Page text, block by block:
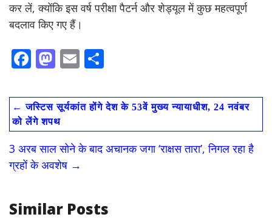
कर लें, क्योंकि इस वर्ष परीक्षा पैटर्न और शेड्यूल में कुछ महत्वपूर्ण
बदलाव किए गए हैं।
F
e
b
o
o
k
M
to
d
o
n
E
ai
l
ar
e
← जस्टिस सूर्यकांत होंगे देश के 53वें मुख्य न्यायाधीश, 24 नवंबर
को लेंगे शपथ
3 अरब साल सोने के बाद अचानक जगा ‘राक्षस तारा’, निगल रहा है
ग्रहों के अवशेष →
Similar Posts